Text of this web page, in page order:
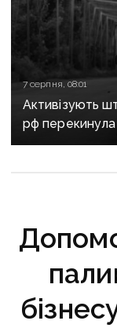
7 серпня, 08:01
Активізують
рф перекинула
підрозділи й